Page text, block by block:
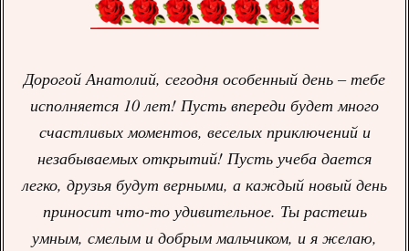
Дорогой Анатолий, сегодня особенный день – тебе
исполняется 10 лет! Пусть впереди будет много
счастливых моментов, веселых приключений и
незабываемых открытий! Пусть учеба дается
легко, друзья будут верными, а каждый новый день
приносит что-то удивительное. Ты растешь
умным, смелым и добрым мальчиком, и я желаю,